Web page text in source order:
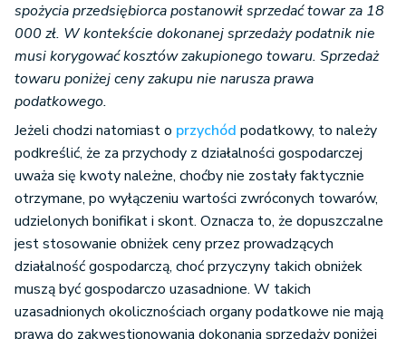
spożycia przedsiębiorca postanowił sprzedać towar za 18
000 zł. W kontekście dokonanej sprzedaży podatnik nie
musi korygować kosztów zakupionego towaru. Sprzedaż
towaru poniżej ceny zakupu nie narusza prawa
podatkowego.
Jeżeli chodzi natomiast o przychód podatkowy, to należy
podkreślić, że za przychody z działalności gospodarczej
uważa się kwoty należne, choćby nie zostały faktycznie
otrzymane, po wyłączeniu wartości zwróconych towarów,
udzielonych bonifikat i skont. Oznacza to, że dopuszczalne
jest stosowanie obniżek ceny przez prowadzących
działalność gospodarczą, choć przyczyny takich obniżek
muszą być gospodarczo uzasadnione. W takich
uzasadnionych okolicznościach organy podatkowe nie mają
prawa do zakwestionowania dokonania sprzedaży poniżej